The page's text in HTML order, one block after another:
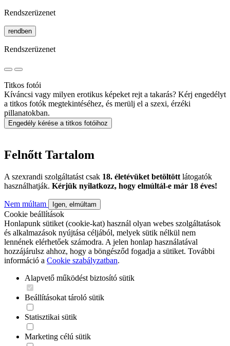
Rendszerüzenet
rendben
Rendszerüzenet
Titkos fotói
Kíváncsi vagy milyen erotikus képeket rejt a takarás? Kérj engedélyt
a titkos fotók megtekintéséhez, és merülj el a szexi, érzéki
pillanatokban.
Engedély kérése a titkos fotóihoz
Felnőtt Tartalom
A szexrandi szolgáltatást csak 18. életévüket betöltött látogatók
használhatják. Kérjük nyilatkozz, hogy elmúltál-e már 18 éves!
Nem múltam Igen, elmúltam
Cookie beállítások
Honlapunk sütiket (cookie-kat) használ olyan webes szolgáltatások
és alkalmazások nyújtása céljából, melyek sütik nélkül nem
lennének elérhetőek számodra. A jelen honlap használatával
hozzájárulsz ahhoz, hogy a böngésződ fogadja a sütiket. További
információ a Cookie szabályzatban.
Alapvető működést biztosító sütik
Beállításokat tároló sütik
Statisztikai sütik
Marketing célú sütik